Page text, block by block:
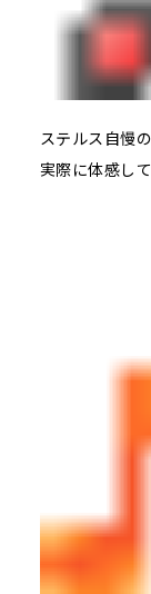
ステルス自慢
実際に体感し